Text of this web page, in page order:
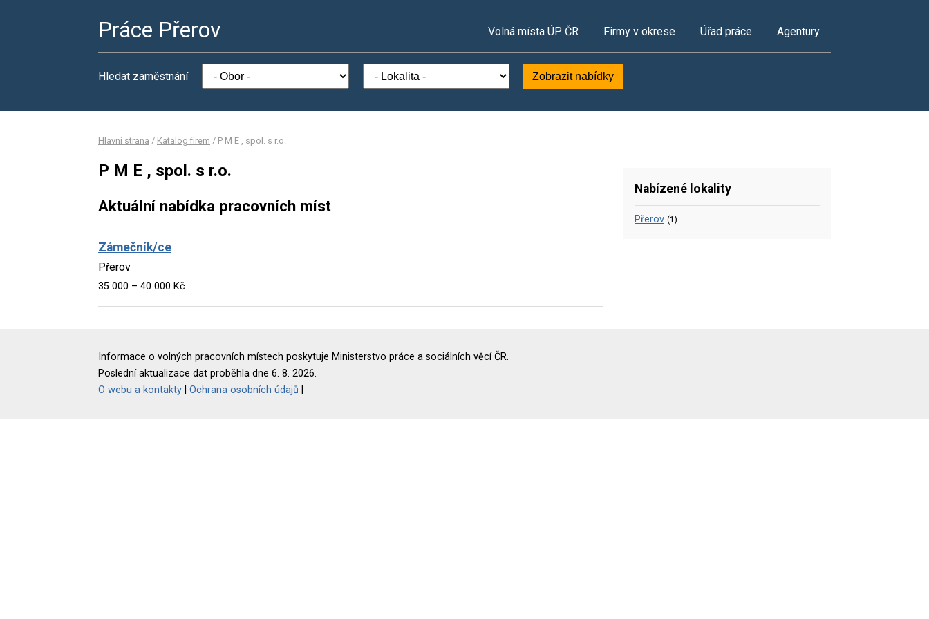
Práce Přerov Volná místa ÚP ČR Firmy v okrese Úřad práce Agentury
Hledat zaměstnání Zobrazit nabídky
Hlavní strana / Katalog firem / P M E , spol. s r.o.
P M E , spol. s r.o.
Aktuální nabídka pracovních míst
Zámečník/ce
Přerov
35 000 – 40 000 Kč
Nabízené lokality
Přerov (1)
Informace o volných pracovních místech poskytuje Ministerstvo práce a sociálních věcí ČR.
Poslední aktualizace dat proběhla dne 6. 8. 2026.
O webu a kontakty
Ochrana osobních údajů